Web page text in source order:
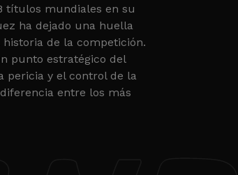
títulos mundiales en su
ha dejado una huella
de la competición.
punto estratégico del
pericia y el control de la
entre los más